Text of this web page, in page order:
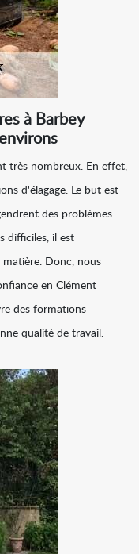
à Barbey
très nombreux. En effet,
d'élagage. Le but est
des problèmes.
difficiles, il est
matière. Donc, nous
en Clément
des formations
qualité de travail.